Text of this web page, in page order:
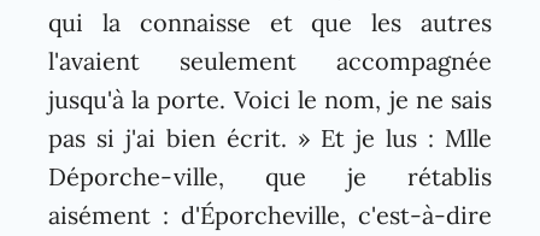
qui la connaisse et que les autres
l'avaient seulement accompagnée
jusqu'à la porte. Voici le nom, je ne sais
pas si j'ai bien écrit. » Et je lus : Mlle
Déporche-ville, que je rétablis
aisément : d'Éporcheville, c'est-à-dire